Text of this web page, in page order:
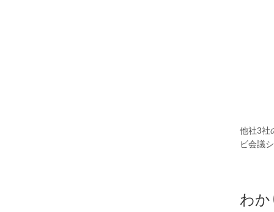
他社3社
ビ会議
わか